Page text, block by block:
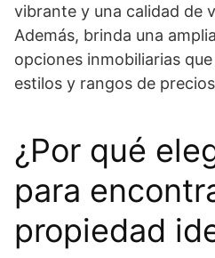
vibrante y una calidad de
Además, brinda una
opciones inmobiliarias
estilos y rangos de
¿Por qué
para
propiedad